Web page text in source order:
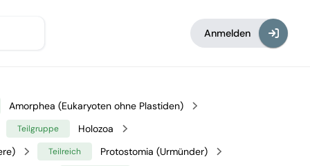
Anmelden
Amorphea (Eukaryoten ohne Plastiden)
Teilgruppe
Holozoa
Teilreich
Protostomia (Urmünder)